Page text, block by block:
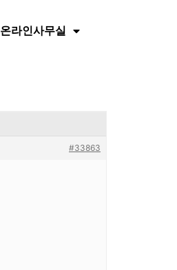
온라인사무실
#33863